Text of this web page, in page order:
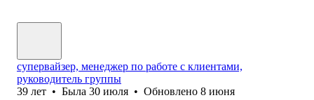
супервайзер, менеджер по работе с клиентами,
руководитель группы
39 лет • Была 30 июля • Обновлено 8 июня